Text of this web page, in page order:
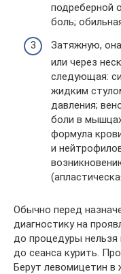
подреберной
боль;
Затяжную,
или через
следующая:
жидким
давления;
боли в
формула
и
Обычно перед
диагностику на
до процедуры нельзя
до сеанса курить.
Берут левомицетин в